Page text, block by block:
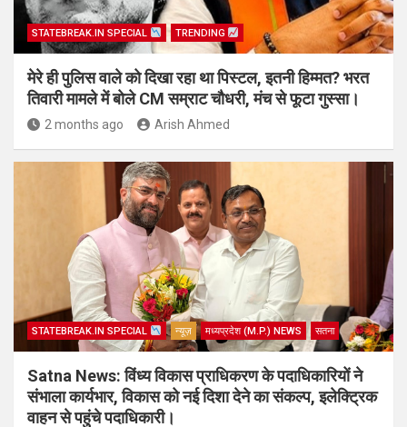
STATEBREAK.IN SPECIAL TRENDING
मेरे ही पुलिस वाले को दिखा रहा था पिस्टल, इतनी हिम्मत? भरत
तिवारी मामले में बोले CM सम्राट चौधरी, मंच से फूटा गुस्सा।
2 months ago Arish Ahmed
STATEBREAK.IN SPECIAL न्यूज़ मध्यप्रदेश (M.P.) NEWS सतना
Satna News: विंध्य विकास प्राधिकरण के पदाधिकारियों ने
संभाला कार्यभार, विकास को नई दिशा देने का संकल्प, इलेक्ट्रिक
वाहन से पहुंचे पदाधिकारी।